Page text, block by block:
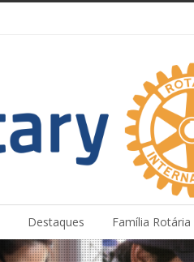
Destaques Família Rotária